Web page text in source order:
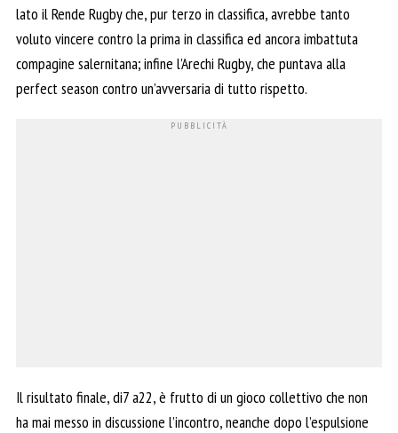
lato il Rende Rugby che, pur terzo in classifica, avrebbe tanto
voluto vincere contro la prima in classifica ed ancora imbattuta
compagine salernitana; infine l’Arechi Rugby, che puntava alla
perfect season contro un’avversaria di tutto rispetto.
Il risultato finale, di7 a22, è frutto di un gioco collettivo che non
ha mai messo in discussione l’incontro, neanche dopo l’espulsione